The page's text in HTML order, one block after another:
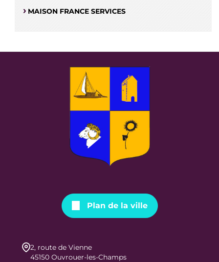
MAISON FRANCE SERVICES
Plan de la ville
2, route de Vienne
45150 Ouvrouer-les-Champs